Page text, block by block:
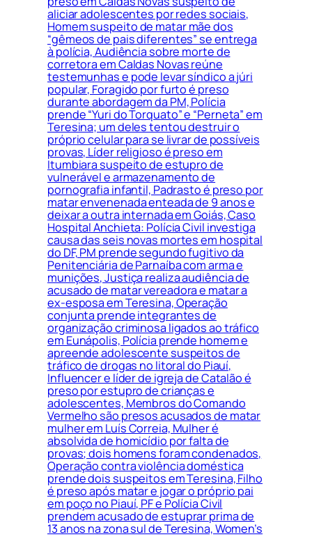
aliciar adolescentes por redes sociais,
Homem suspeito de matar mãe dos
“gêmeos de pais diferentes” se entrega
à polícia, Audiência sobre morte de
corretora em Caldas Novas reúne
testemunhas e pode levar síndico a júri
popular, Foragido por furto é preso
durante abordagem da PM, Polícia
prende “Yuri do Torquato” e “Perneta” em
Teresina; um deles tentou destruir o
próprio celular para se livrar de possíveis
provas, Líder religioso é preso em
Itumbiara suspeito de estupro de
vulnerável e armazenamento de
pornografia infantil, Padrasto é preso por
matar envenenada enteada de 9 anos e
deixar a outra internada em Goiás, Caso
Hospital Anchieta: Polícia Civil investiga
causa das seis novas mortes em hospital
do DF, PM prende segundo fugitivo da
Penitenciária de Parnaíba com arma e
munições, Justiça realiza audiência de
acusado de matar vereadora e matar a
ex-esposa em Teresina, Operação
conjunta prende integrantes de
organização criminosa ligados ao tráfico
em Eunápolis, Polícia prende homem e
apreende adolescente suspeitos de
tráfico de drogas no litoral do Piauí,
Influencer e líder de igreja de Catalão é
preso por estupro de crianças e
adolescentes, Membros do Comando
Vermelho são presos acusados de matar
mulher em Luís Correia, Mulher é
absolvida de homicídio por falta de
provas; dois homens foram condenados,
Operação contra violência doméstica
prende dois suspeitos em Teresina, Filho
é preso após matar e jogar o próprio pai
em poço no Piauí, PF e Polícia Civil
prendem acusado de estuprar prima de
13 anos na zona sul de Teresina, Women’s